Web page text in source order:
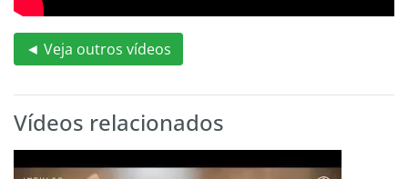
◄ Veja outros vídeos
Vídeos relacionados